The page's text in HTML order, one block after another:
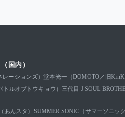
国内）
レーションズ）堂本光一（DOMOTO／旧KinKi
ルオブトウキョウ） 三代目 J SOUL
あんスタ） SUMMER SONIC（サマーソニック